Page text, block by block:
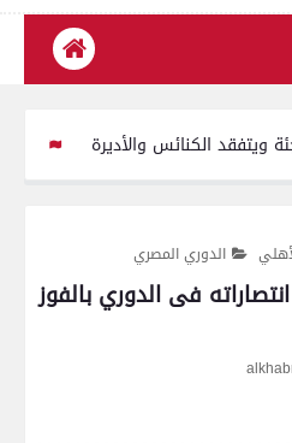
والأديرة 4 كليات بجامعة المنصورة من بين 10 على مستوى الجمهورية تتأهل للزيارات الميدانية بجائزة مصر للتميز الحكومي 2026
الدوري المصري
فى الدوري بالفوز